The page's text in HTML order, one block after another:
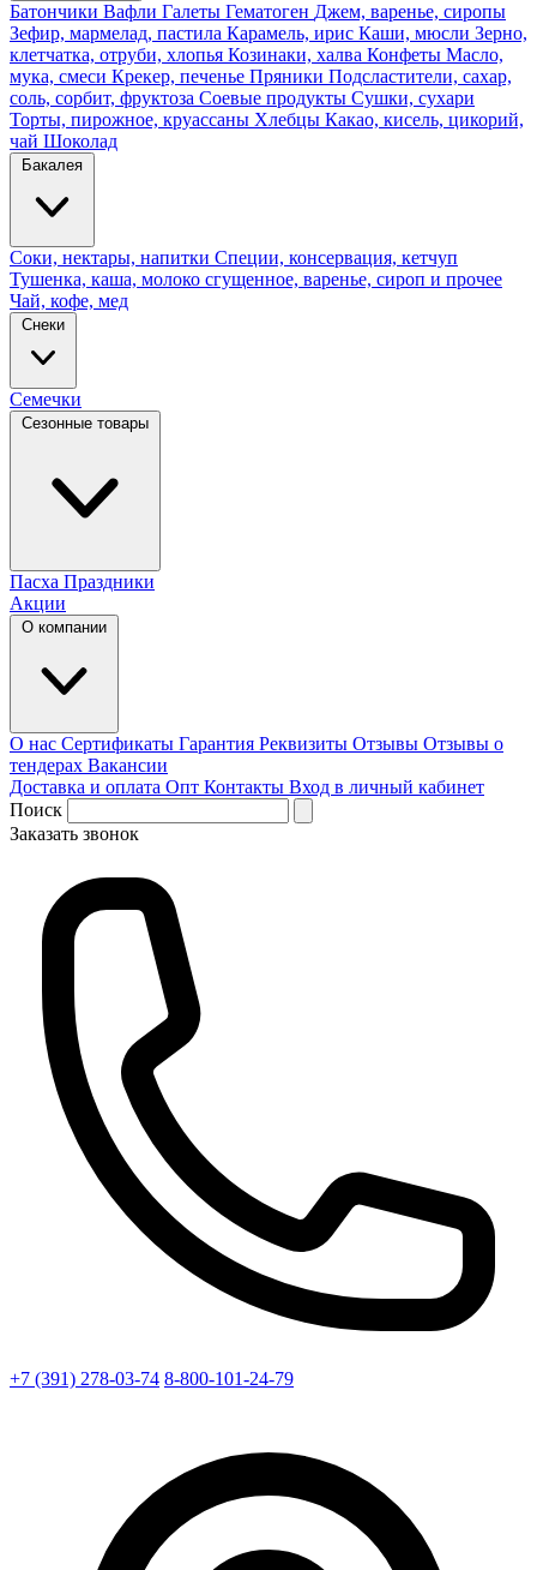
Батончики Вафли Галеты Гематоген Джем, варенье, сиропы
Зефир, мармелад, пастила Карамель, ирис Каши, мюсли Зерно,
клетчатка, отруби, хлопья Козинаки, халва Конфеты Масло,
мука, смеси Крекер, печенье Пряники Подсластители, сахар,
соль, сорбит, фруктоза Соевые продукты Сушки, сухари
Торты, пирожное, круассаны Хлебцы Какао, кисель, цикорий,
чай Шоколад
Бакалея
Соки, нектары, напитки Специи, консервация, кетчуп
Тушенка, каша, молоко сгущенное, варенье, сироп и прочее
Чай, кофе, мед
Снеки
Семечки
Сезонные товары
Пасха Праздники
Акции
О компании
О нас Сертификаты Гарантия Реквизиты Отзывы Отзывы о
тендерах Вакансии
Доставка и оплата Опт Контакты Вход в личный кабинет
Поиск
Заказать звонок
+7 (391) 278-03-74 8-800-101-24-79